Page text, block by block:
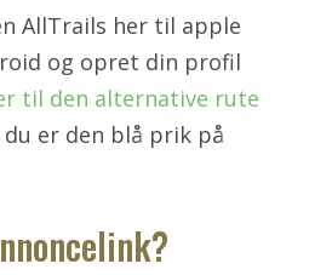
AllTrails her til apple
og opret din profil
til den alternative rute
du er den blå prik på